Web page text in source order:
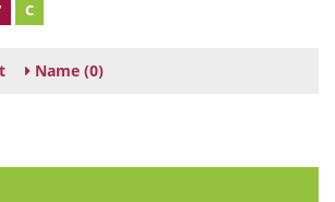
C
Name (0)